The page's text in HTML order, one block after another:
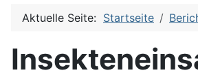
Aktuelle Seite: Startseite